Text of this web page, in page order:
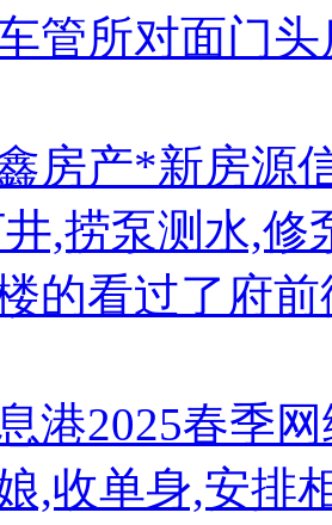
管所对面门
房产*新房源
,捞泵测水,修
的看过了府
港2025春季
,收单身,安排